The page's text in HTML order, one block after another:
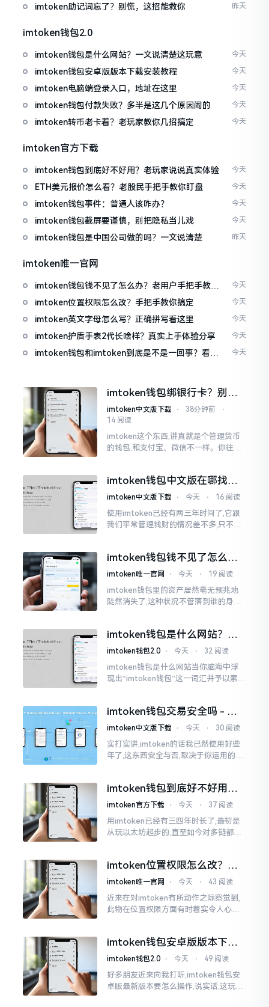
的私房话
imtoken助记词忘了？别慌，这招能救你 昨天
imtoken钱包2.0
imtoken钱包是什么网站？一文说清楚这玩意 今天
imtoken钱包安卓版版本下载安装教程 今天
imtoken电脑端登录入口，地址在这里 今天
imtoken钱包付款失败？多半是这几个原因闹的 今天
imtoken转币老卡着？老玩家教你几招搞定 今天
imtoken官方下载
imtoken钱包到底好不好用？老玩家说说真实体验 今天
ETH美元报价怎么看？老股民手把手教你盯盘 今天
imtoken钱包事件：普通人该咋办？ 今天
imtoken钱包截屏要谨慎，别把隐私当儿戏 今天
imtoken钱包是中国公司做的吗？一文说清楚 昨天
imtoken唯一官网
imtoken钱包钱不见了怎么办？老用户手把手教你
找回
今天
imtoken位置权限怎么改？手把手教你搞定 今天
imtoken英文字母怎么写？正确拼写看这里 今天
imtoken护盾手表2代长啥样？真实上手体验分享 今天
imtoken钱包和imtoken到底是不是一回事？看完
今天
imtoken钱包绑银行卡？别折
腾了，真相是这样的
imtoken中文版下载 ⋅ 38分钟前
⋅
14 阅读
imtoken这个东西,讲真就是个管理货币
的钱包,和支付宝、微信不一样。你往里
imtoken钱包中文版在哪找？
老手教你避坑
imtoken中文版下载 ⋅ 今天 ⋅ 16 阅读
使用imtoken已经有两三年时间了,它跟
我们平常管理钱财的情况差不多,只不过
许许多多的链接
imtoken钱包钱不见了怎么
办？老用户手把手教你找回
imtoken唯一官网 ⋅ 今天 ⋅ 19 阅读
imtoken钱包里的资产居然毫无预兆地
陡然消失了,这种状况不管落到谁的身上,
打开钱包查看时
imtoken钱包是什么网站？一
文说清楚这玩意
imtoken钱包2.0 ⋅ 今天 ⋅ 32 阅读
imtoken钱包是什么网站当你脑海中浮
现出“imtoken钱包”这一词汇并予以索求
我也曾短暂错愕
imtoken钱包交易安全吗 - 老
用户的一些心里话
imtoken中文版下载 ⋅ 今天 ⋅ 30 阅读
实打实讲,imtoken的话我已然使用好些
年了,这东西安全与否,取决于你运用的方
睹过非常多的人
imtoken钱包到底好不好用？
老玩家说说真实体验
imtoken官方下载 ⋅ 今天 ⋅ 37 阅读
用imtoken已经有三四年时长了,最初是
从玩以太坊起步的,直至如今对多链都有
imtoken位置权限怎么改？手
把手教你搞定
imtoken唯一官网 ⋅ 今天 ⋅ 43 阅读
近来在对imtoken有所动作之际察觉到,
此物在位置权限方面有时着实令人心生
的模样
imtoken钱包安卓版版本下载
安装教程
imtoken钱包2.0 ⋅ 今天 ⋅ 49 阅读
好多朋友近来向我打听,imtoken钱包安
卓版最新版本要怎么操作,说实话,这玩意